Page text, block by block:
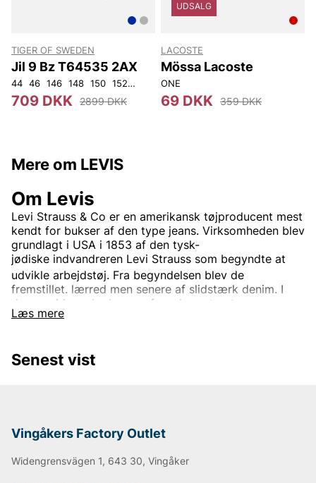
TIGER OF SWEDEN
Jil 9 Bz T64535 2AX
44 46 146 148 150 152 92 96 100
709 DKK 2899 DKK
UDSALG
LACOSTE
Mössa Lacoste
ONE
69 DKK 359 DKK
Mere om LEVIS
Læs mere
Om Levis
Levi Strauss & Co er en amerikansk tøjproducent mest
kendt for bukser af den type jeans. Virksomheden blev
grundlagt i USA i 1853 af den tysk-
jødiske indvandreren Levi Strauss som begyndte at
udvikle arbejdstøj. Fra begyndelsen blev de
fremstillet. lærred men senere af slidstærk denim. I
dag er virksomheden en af verdens største
tøjvirksomheder.
er Levi’s Det bruges til tøj verden rundt. Oprindeligt var
Levi's kun et produktnavn på de
Senest vist
Vingåkers Factory Outlet
Widengrensvägen 1, 643 30, Vingåker